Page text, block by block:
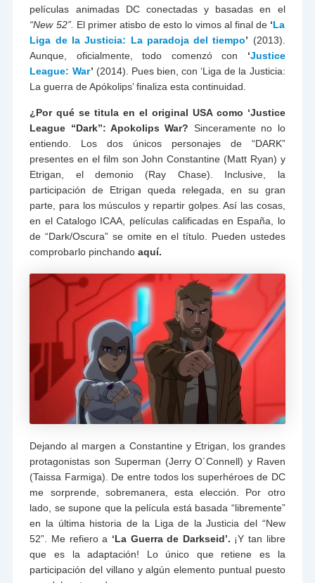
películas animadas DC conectadas y basadas en el
“New 52”. El primer atisbo de esto lo vimos al final de ‘La
Liga de la Justicia: La paradoja del tiempo’ (2013).
Aunque, oficialmente, todo comenzó con ‘Justice
League: War’ (2014). Pues bien, con ‘Liga de la Justicia:
La guerra de Apókolips’ finaliza esta continuidad.
¿Por qué se titula en el original USA como ‘Justice
League “Dark”: Apokolips War? Sinceramente no lo
entiendo. Los dos únicos personajes de “DARK”
presentes en el film son John Constantine (Matt Ryan) y
Etrigan, el demonio (Ray Chase). Inclusive, la
participación de Etrigan queda relegada, en su gran
parte, para los músculos y repartir golpes. Así las cosas,
en el Catalogo ICAA, películas calificadas en España, lo
de “Dark/Oscura” se omite en el título. Pueden ustedes
comprobarlo pinchandoaquí.
Dejando al margen a Constantine y Etrigan, los grandes
protagonistas son Superman (Jerry O´Connell) y Raven
(Taissa Farmiga). De entre todos los superhéroes de DC
me sorprende, sobremanera, esta elección. Por otro
lado, se supone que la película está basada “libremente”
en la última historia de la Liga de la Justicia del “New
52”. Me refiero a ‘La Guerra de Darkseid’. ¡Y tan libre
que es la adaptación! Lo único que retiene es la
participación del villano y algún elemento puntual puesto